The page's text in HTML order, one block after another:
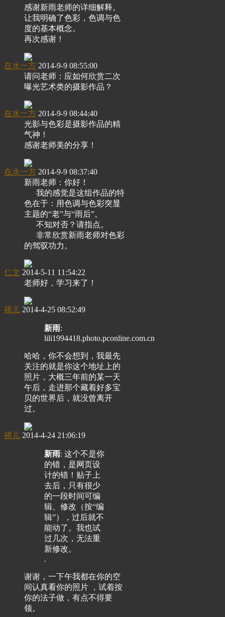
感谢新雨老师的详细解释。
让我明确了色彩，色调与色
度的基本概念。
再次感谢！
在水一方 2014-9-9 08:55:00
请问老师：应如何欣赏二次
曝光艺术类的摄影作品？
在水一方 2014-9-9 08:44:40
光影与色彩是摄影作品的精
气神！
感谢老师美的分享！
在水一方 2014-9-9 08:37:40
新雨老师：你好！
我的感觉是这组作品的特
色在于：用色调与色彩突显
主题的“老”与“雨后”。
不知对否？请指点。
非常欣赏新雨老师对色彩
的驾驭功力。
仁文 2014-5-11 11:54:22
老师好，学习来了！
祺儿 2014-4-25 08:52:49
新雨:
lili1994418.photo.pconline.com.cn
哈哈，你不会想到，我最先
关注的就是你这个地址上的
照片，大概三年前的某一天
午后，走进那个藏着好多宝
贝的世界后，就没曾离开
过。
祺儿 2014-4-24 21:06:19
新雨: 这个不是你
的错，是网页设
计的错！贴子上
去后，只有很少
的一段时间可编
辑、修改（按“编
辑”），过后就不
能动了。我也试
过几次，无法重
新修改。
.
谢谢，一下午我都在你的空
间认真看你的照片 ，试着按
你的法子做，有点不得要
领。